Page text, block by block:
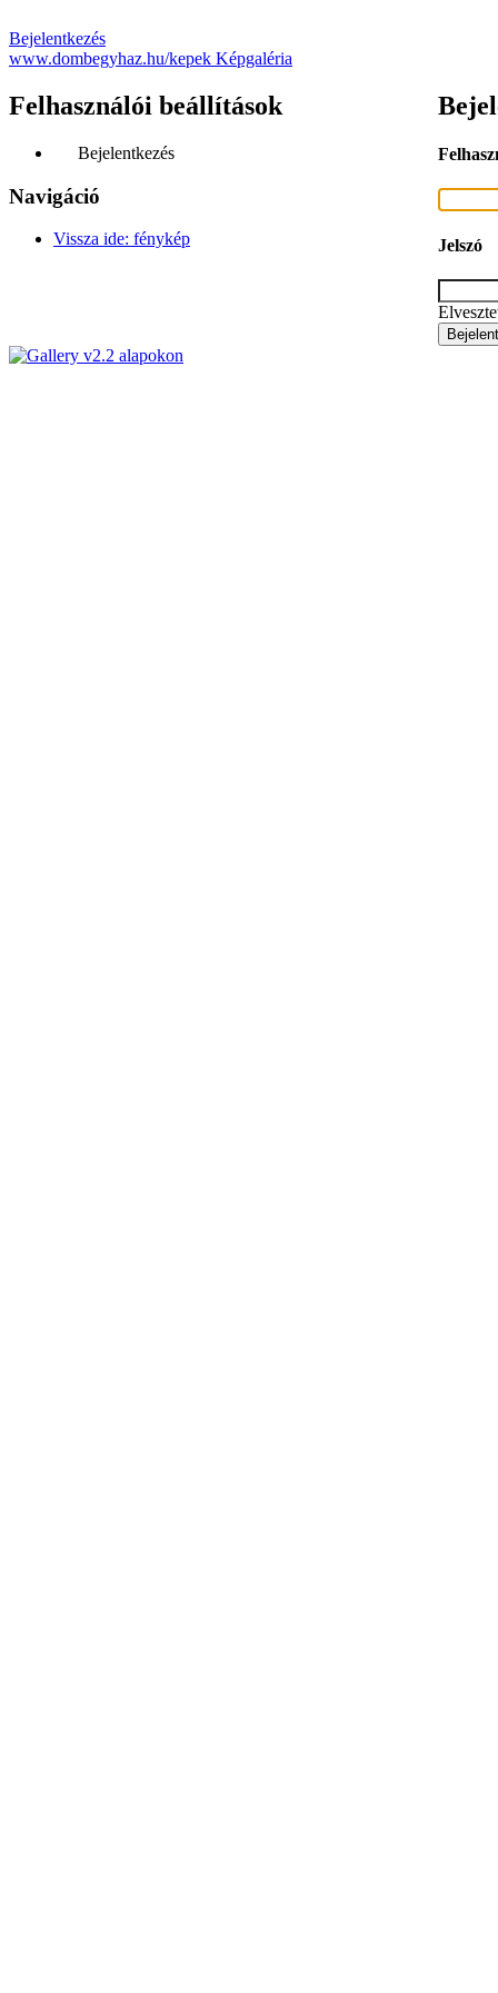
Bejelentkezés
www.dombegyhaz.hu/kepek Képgaléria
Felhasználói beállítások
Bejelentkezés
Navigáció
Vissza ide: fénykép Jelszó